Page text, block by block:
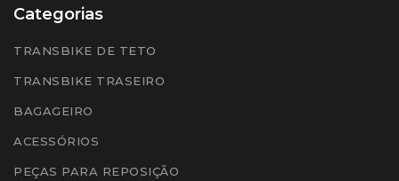
Categorias
TRANSBIKE DE TETO
TRANSBIKE TRASEIRO
BAGAGEIRO
ACESSÓRIOS
PEÇAS PARA REPOSIÇÃO